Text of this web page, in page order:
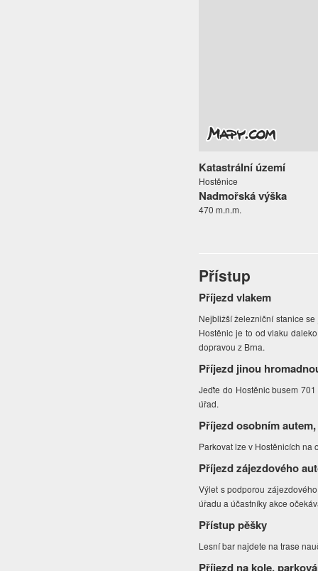
Katastrální území
Hostěnice
Nadmořská výška
470 m.n.m.
Přístup
Příjezd vlakem
Nejbližší železniční stanice
Hostěnic je to od vlaku
dopravou z Brna.
Příjezd jinou
Jeďte do Hostěnic busem
úřad.
Příjezd osobním
Parkovat lze v Hostěnicích na
Příjezd zájezdového
Výlet s podporou
úřadu a účastníky akce
Přístup pěšky
Lesní bar najdete na trase
Příjezd na kole,